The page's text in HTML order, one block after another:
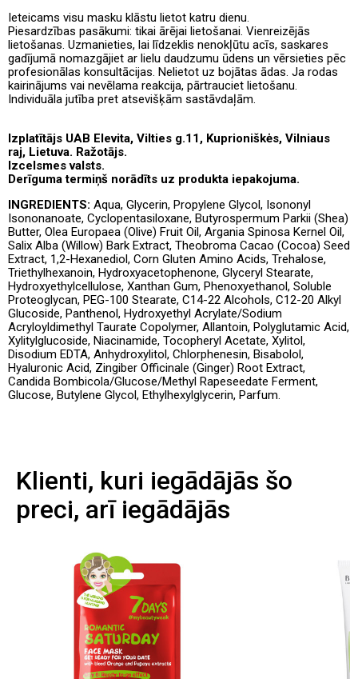
Ieteicams visu masku klāstu lietot katru dienu.
Piesardzības pasākumi: tikai ārējai lietošanai. Vienreizējās
lietošanas. Uzmanieties, lai līdzeklis nenokļūtu acīs, saskares
gadījumā nomazgājiet ar lielu daudzumu ūdens un vērsieties pēc
profesionālas konsultācijas. Nelietot uz bojātas ādas. Ja rodas
kairinājums vai nevēlama reakcija, pārtrauciet lietošanu.
Individuāla jutība pret atsevišķām sastāvdaļām.
Izplatītājs UAB Elevita, Vilties g.11, Kuprioniškės, Vilniaus
raj, Lietuva. Ražotājs.
Izcelsmes valsts.
Derīguma termiņš norādīts uz produkta iepakojuma.
INGREDIENTS: Aqua, Glycerin, Propylene Glycol, Isononyl
Isononanoate, Cyclopentasiloxane, Butyrospermum Parkii (Shea)
Butter, Olea Europaea (Olive) Fruit Oil, Argania Spinosa Kernel Oil,
Salix Alba (Willow) Bark Extract, Theobroma Cacao (Cocoa) Seed
Extract, 1,2-Hexanediol, Corn Gluten Amino Acids, Trehalose,
Triethylhexanoin, Hydroxyacetophenone, Glyceryl Stearate,
Hydroxyethylcellulose, Xanthan Gum, Phenoxyethanol, Soluble
Proteoglycan, PEG-100 Stearate, C14-22 Alcohols, C12-20 Alkyl
Glucoside, Panthenol, Hydroxyethyl Acrylate/Sodium
Acryloyldimethyl Taurate Copolymer, Allantoin, Polyglutamic Acid,
Xylitylglucoside, Niacinamide, Tocopheryl Acetate, Xylitol,
Disodium EDTA, Anhydroxylitol, Chlorphenesin, Bisabolol,
Hyaluronic Acid, Zingiber Officinale (Ginger) Root Extract,
Candida Bombicola/Glucose/Methyl Rapeseedate Ferment,
Glucose, Butylene Glycol, Ethylhexylglycerin, Parfum.
Klienti, kuri iegādājās šo
preci, arī iegādājās